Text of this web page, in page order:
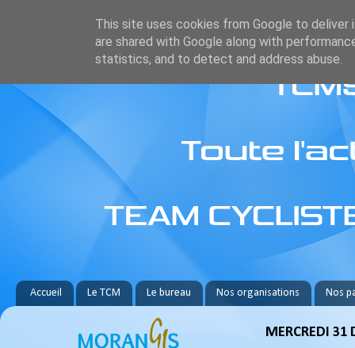
Accueil Le TCM Le bureau Nos organisations Nos
MERCREDI 31
This site uses cookies from Google to deliver
are shared with Google along with
statistics, and to detect and address abuse.